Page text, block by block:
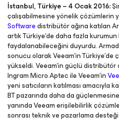
İstanbul, Türkiye – 4 Ocak 2016:
çalışabilmesine yönelik çözümlerin
Softwaredistribütör ağına katılan
artık Türkiye’de daha fazla
faydalanabileceğini duyurdu.
sonucu olarak Veeam’in Türkiye’de
yükseldi. Veeam’in güçlü distribütör
Ingram Micro Aptec ile Veeam’in
yeni satıcıların katılması
BT pazarında daha da
yanında Veeam erişilebilirlik
sonrası teknik ve pazarlama